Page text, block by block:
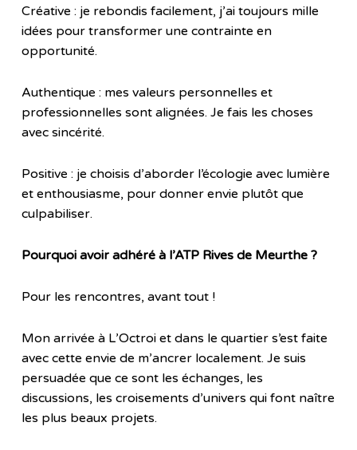
Créative : je rebondis facilement, j’ai toujours mille
idées pour transformer une contrainte en
opportunité.
Authentique : mes valeurs personnelles et
professionnelles sont alignées. Je fais les choses
avec sincérité.
Positive : je choisis d’aborder l’écologie avec lumière
et enthousiasme, pour donner envie plutôt que
culpabiliser.
Pourquoi avoir adhéré à l’ATP Rives de Meurthe ?
Pour les rencontres, avant tout !
Mon arrivée à L’Octroi et dans le quartier s’est faite
avec cette envie de m’ancrer localement. Je suis
persuadée que ce sont les échanges, les
discussions, les croisements d’univers qui font naître
les plus beaux projets.